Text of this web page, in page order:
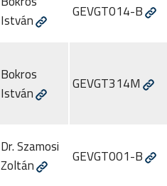
István
GEVGT014-B
Bokros
István
GEVGT314M
Dr. Szamosi
Zoltán
GEVGT001-B